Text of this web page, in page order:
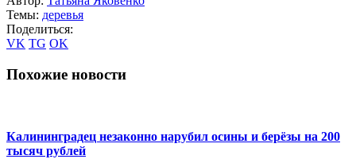
Темы: деревья
Поделиться:
VK TG OK
Похожие новости
Калининградец незаконно нарубил осины и берёзы на 200
тысяч рублей